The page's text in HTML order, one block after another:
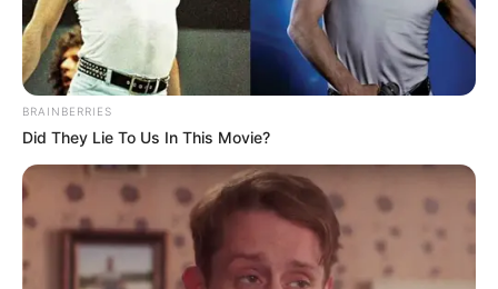
sa fille Sabine – Un
si grand soleil 21
mai 2026 (épisode
1927 – résumé
complet USGS)
BRAINBERRIES
Did They Lie To Us In This Movie?